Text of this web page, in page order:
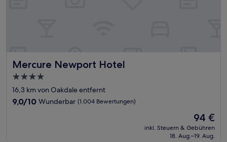
Mercure Newport Hotel
Mercure Newport Hotel
4.0-
Sterne-
Unterkunft
16,3 km von Oakdale entfernt
9.0
9,0/10 Wunderbar (1.004 Bewertungen)
Der
Preis
beträgt
94 €
inkl. Steuern & Gebühren
18. Aug.–19. Aug.